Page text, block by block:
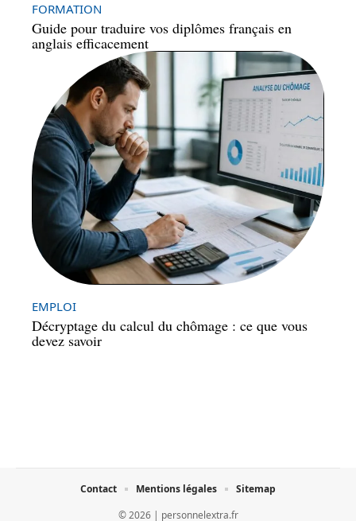
FORMATION
Guide pour traduire vos diplômes français en
anglais efficacement
EMPLOI
Décryptage du calcul du chômage : ce que vous
devez savoir
© 2026 | personnelextra.fr
Contact Mentions légales Sitemap